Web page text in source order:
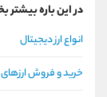
در این باره بیشتر
انواع ارز دیجیتال
خرید و فروش